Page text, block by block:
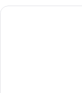
清境儷景豪斯登堡